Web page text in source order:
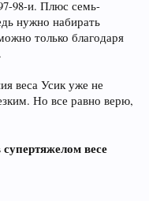
98-и. Плюс семь-
нужно набирать
только благодаря
веса Усик уже не
Но все равно верю,
весе